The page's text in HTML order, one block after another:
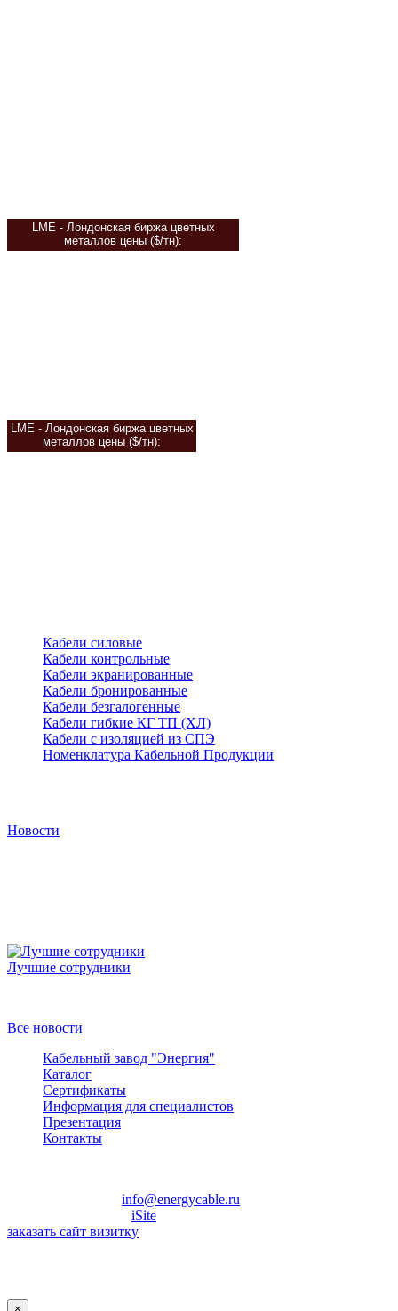
LME - Лондонская биржа цветных
металлов цены ($/тн):
LME - Лондонская биржа цветных
металлов цены ($/тн):
Кабели силовые
Кабели контрольные
Кабели экранированные
Кабели бронированные
Кабели безгалогенные
Кабели гибкие КГ ТП (ХЛ)
Кабели с изоляцией из СПЭ
Номенклатура Кабельной Продукции
Новости
Лучшие сотрудники
Все новости
Кабельный завод "Энергия"
Каталог
Сертификаты
Информация для специалистов
Презентация
Контакты
info@energycable.ru
iSite
заказать сайт визитку
×